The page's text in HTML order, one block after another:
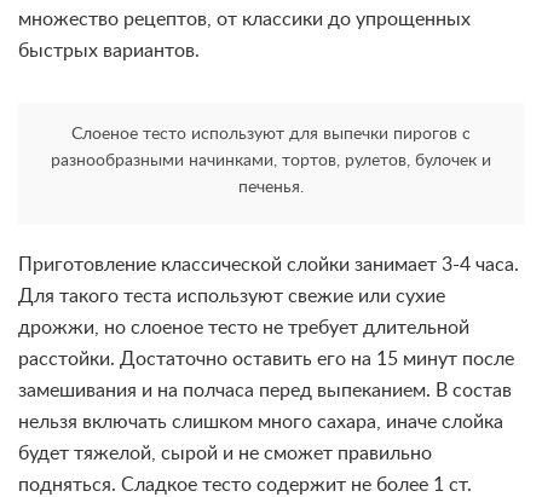
множество рецептов, от классики до упрощенных
быстрых вариантов.
Слоеное тесто используют для выпечки пирогов с
разнообразными начинками, тортов, рулетов, булочек и
печенья.
Приготовление классической слойки занимает 3-4 часа.
Для такого теста используют свежие или сухие
дрожжи, но слоеное тесто не требует длительной
расстойки. Достаточно оставить его на 15 минут после
замешивания и на полчаса перед выпеканием. В состав
нельзя включать слишком много сахара, иначе слойка
будет тяжелой, сырой и не сможет правильно
подняться. Сладкое тесто содержит не более 1 ст.